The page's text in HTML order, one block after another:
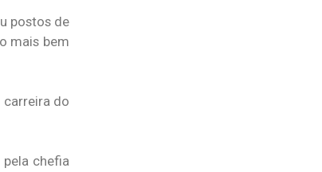
postos de
mais bem
carreira do
pela chefia